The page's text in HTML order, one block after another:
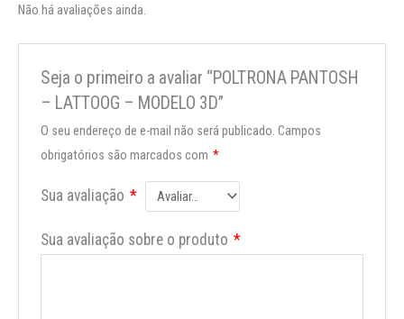
Não há avaliações ainda.
Seja o primeiro a avaliar “POLTRONA PANTOSH
– LATTOOG – MODELO 3D”
O seu endereço de e-mail não será publicado. Campos
obrigatórios são marcados com *
Sua avaliação *
Sua avaliação sobre o produto *